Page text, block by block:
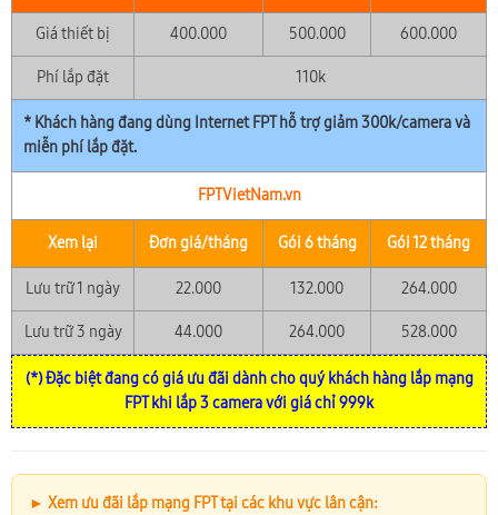
Giá thiết bị 400.000 500.000 600.000
Phí lắp đặt 110k
* Khách hàng đang dùng Internet FPT hỗ trợ giảm 300k/camera và
miễn phí lắp đặt.
FPTVietNam.vn
Xem lại Đơn giá/tháng Gói 6 tháng Gói 12 tháng
Lưu trữ 1 ngày 22.000 132.000 264.000
Lưu trữ 3 ngày 44.000 264.000 528.000
(*) Đặc biệt đang có giá ưu đãi dành cho quý khách hàng lắp mạng
FPT khi lắp 3 camera với giá chỉ 999k
► Xem ưu đãi lắp mạng FPT tại các khu vực lân cận: